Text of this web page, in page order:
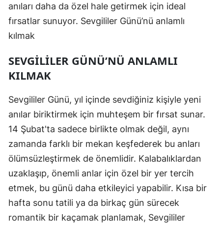
anıları daha da özel hale getirmek için ideal
fırsatlar sunuyor. Sevgililer Günü’nü anlamlı
kılmak
SEVGILILER GÜNÜ’NÜ ANLAMLI
KILMAK
Sevgililer Günü, yıl içinde sevdiğiniz kişiyle yeni
anılar biriktirmek için muhteşem bir fırsat sunar.
14 Şubat'ta sadece birlikte olmak değil, aynı
zamanda farklı bir mekan keşfederek bu anları
ölümsüzleştirmek de önemlidir. Kalabalıklardan
uzaklaşıp, önemli anlar için özel bir yer tercih
etmek, bu günü daha etkileyici yapabilir. Kısa bir
hafta sonu tatili ya da birkaç gün sürecek
romantik bir kaçamak planlamak, Sevgililer